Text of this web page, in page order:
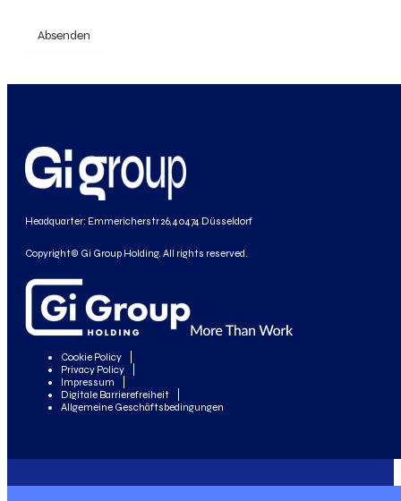
Absenden
Headquarter: Emmericherstr 26, 40474 Düsseldorf
Copyright© Gi Group Holding. All rights reserved.
Cookie Policy
Privacy Policy
Impressum
Digitale Barrierefreiheit
Allgemeine Geschäftsbedingungen